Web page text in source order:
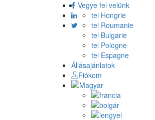
Vegye fel velünk
tel Hongrie
tel Roumanie
tel Bulgarie
tel Pologne
tel Espagne
Állásajánlatok
Fiókom